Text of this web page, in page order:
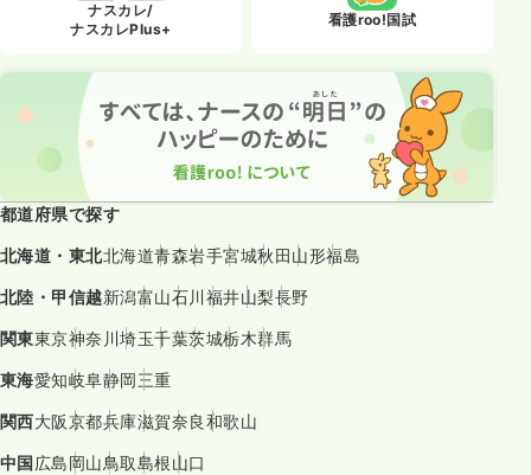
ナスカレ/
ナスカレPlus+
看護roo!国試
都道府県で探す
北海道・東北北海道青森岩手宮城秋田山形福島
北陸・甲信越新潟富山石川福井山梨長野
関東東京神奈川埼玉千葉茨城栃木群馬
東海愛知岐阜静岡三重
関西大阪京都兵庫滋賀奈良和歌山
中国広島岡山鳥取島根山口